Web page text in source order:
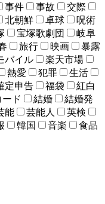
事件 事故
交際
北朝鮮 卓球
呪術
宝塚歌劇団
岐阜
旅行 映画
暴露
バイル
楽天市場
熱愛 犯罪
生活
定申告 福袋
紅白
ド 結婚
結婚発
能 芸能人
英検
韓国 音楽
食品